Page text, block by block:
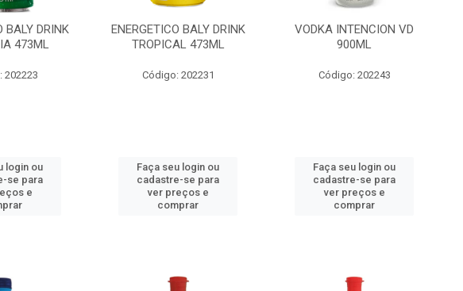
BALY DRINK
473ML
202223
login ou
se para
e
ENERGETICO BALY DRINK
TROPICAL 473ML
Código: 202231
Faça seu login ou
cadastre-se para
ver preços e
comprar
VODKA INTENCION VD
900ML
Código: 202243
Faça seu login ou
cadastre-se para
ver preços e
comprar